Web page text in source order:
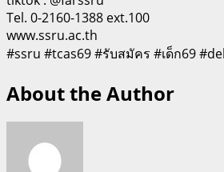
Tel. 0-2160-1388 ext.100
www.ssru.ac.th
#ssru #tcas69 #รับสมัคร #เด็ก69
About the Author